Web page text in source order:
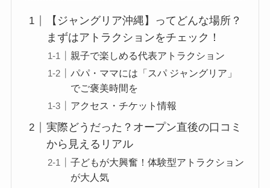
【ジャングリア沖縄】ってどんな場所？
まずはアトラクションをチェック！
親子で楽しめる代表アトラクション
パパ・ママには「スパ ジャングリア」
でご褒美時間を
アクセス・チケット情報
実際どうだった？オープン直後の口コミ
から見えるリアル
子どもが大興奮！体験型アトラクション
が大人気